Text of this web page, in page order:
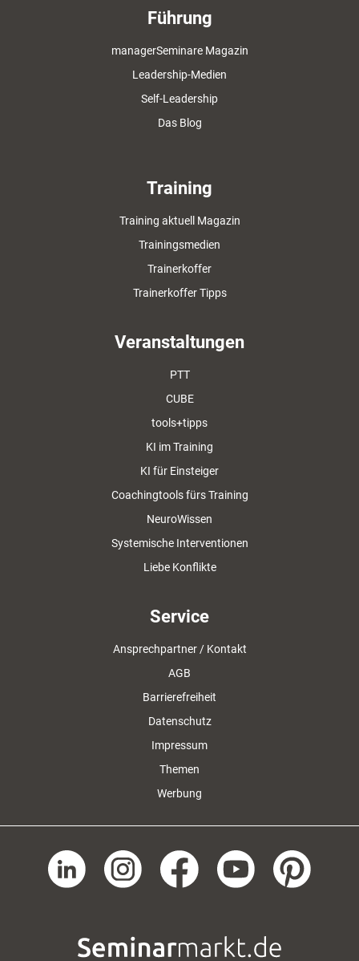
Führung
managerSeminare Magazin
Leadership-Medien
Self-Leadership
Das Blog
Training
Training aktuell Magazin
Trainingsmedien
Trainerkoffer
Trainerkoffer Tipps
Veranstaltungen
PTT
CUBE
tools+tipps
KI im Training
KI für Einsteiger
Coachingtools fürs Training
NeuroWissen
Systemische Interventionen
Liebe Konflikte
Service
Ansprechpartner / Kontakt
AGB
Barrierefreiheit
Datenschutz
Impressum
Themen
Werbung